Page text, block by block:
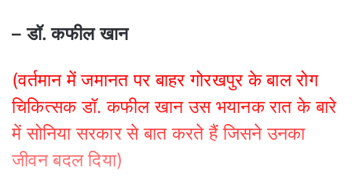
– डॉ. कफील खान
(वर्तमान में जमानत पर बाहर गोरखपुर के बाल रोग
चिकित्‍सक डॉ. कफील खान उस भयानक रात के बारे
में सोनिया सरकार से बात करते हैं जिसने उनका
जीवन बदल दिया)